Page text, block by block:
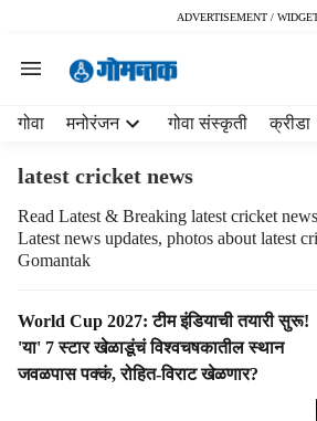
ADVERTISEMENT /
गोवा मनोरंजन गोवा संस्कृती क्रीडा
latest cricket news
Read Latest & Breaking latest cricket
Latest news updates, photos about latest
Gomantak
T
a
g
World Cup 2027: टीम इंडियाची तयारी सुरू!
'या' 7 स्टार खेळाडूंचं विश्वचषकातील स्थान
जवळपास पक्कं, रोहित-विराट खेळणार?